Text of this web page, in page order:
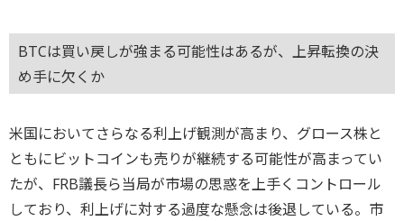
BTCは買い戻しが強まる可能性はあるが、上昇転換の決
め手に欠くか
米国においてさらなる利上げ観測が高まり、グロース株と
ともにビットコインも売りが継続する可能性が高まってい
たが、FRB議長ら当局が市場の思惑を上手くコントロール
しており、利上げに対する過度な懸念は後退している。市